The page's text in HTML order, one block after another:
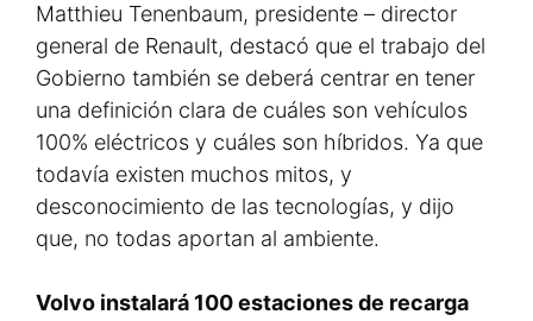
Matthieu Tenenbaum, presidente – director
general de Renault, destacó que el trabajo del
Gobierno también se deberá centrar en tener
una definición clara de cuáles son vehículos
100% eléctricos y cuáles son híbridos. Ya que
todavía existen muchos mitos, y
desconocimiento de las tecnologías, y dijo
que, no todas aportan al ambiente.
Volvo instalará 100 estaciones de recarga